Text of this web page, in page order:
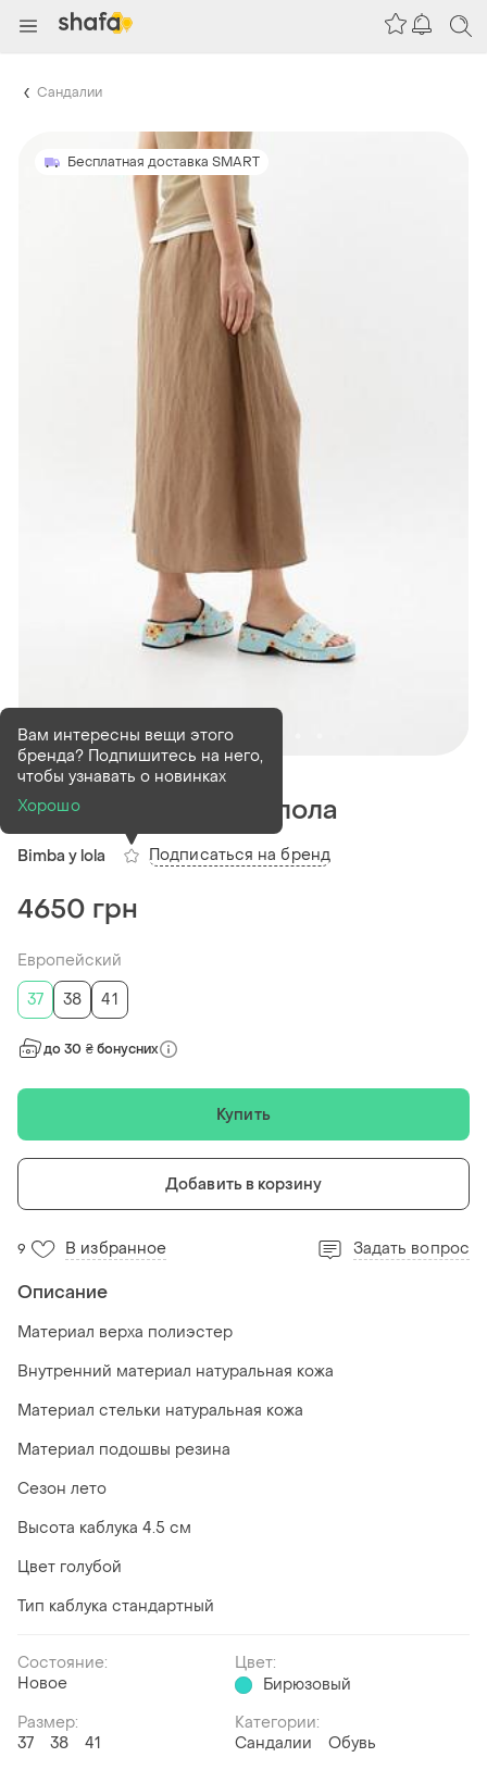
Сандалии
Бесплатная доставка SMART
В наличии 1 шт
Шлепанцы бимба у лола
Bimba y lola
Вам интересны вещи этого
бренда? Подпишитесь на него,
чтобы узнавать о новинках
Хорошо
Подписаться на бренд
4650 грн
Европейский
37
38 41
до 30 ₴ бонусних
Купить
Добавить в корзину
9 В избранное Задать вопрос
Описание
Материал верха полиэстер
Внутренний материал натуральная кожа
Материал стельки натуральная кожа
Материал подошвы резина
Сезон лето
Высота каблука 4.5 см
Цвет голубой
Тип каблука стандартный
Состояние:
Новое
Цвет:
Бирюзовый
Размер:
37
38 41
Категории:
Сандалии
Обувь